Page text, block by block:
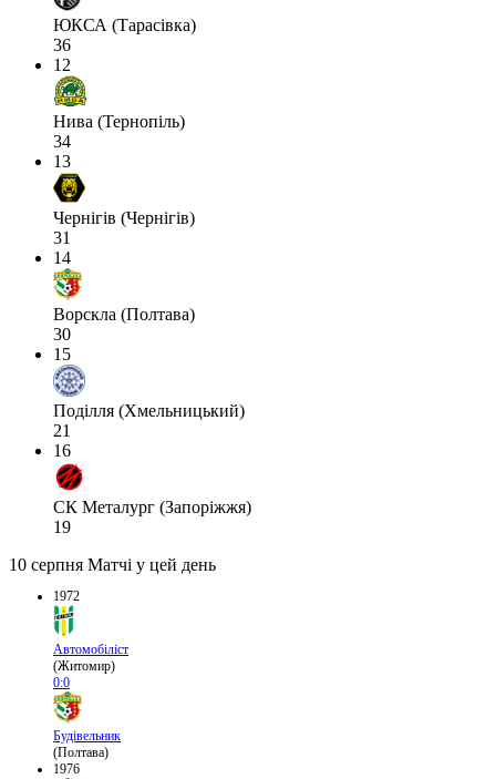
ЮКСА (Тарасівка)
36
12
Нива (Тернопіль)
34
13
Чернігів (Чернігів)
31
14
Ворскла (Полтава)
30
15
Поділля (Хмельницький)
21
16
СК Металург (Запоріжжя)
19
10 серпня Матчі у цей день
1972
Автомобіліст
(Житомир)
0:0
Будівельник
(Полтава)
1976